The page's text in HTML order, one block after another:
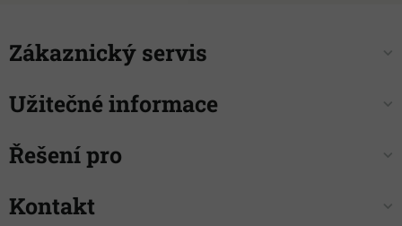
Zákaznický servis
Užitečné informace
Řešení pro
Kontakt